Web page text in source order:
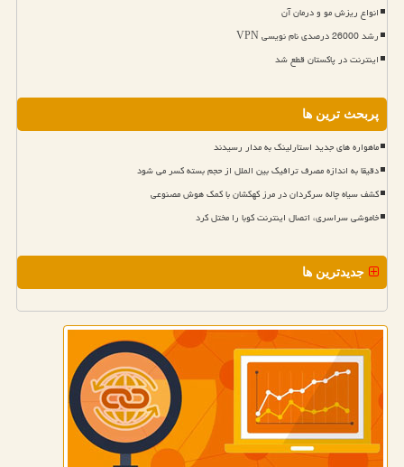
انواع ریزش مو و درمان آن
رشد 26000 درصدی نام نویسی VPN
اینترنت در پاکستان قطع شد
پربحث ترین ها
ماهواره های جدید استارلینک به مدار رسیدند
دقیقا به اندازه مصرف ترافیک بین الملل از حجم بسته کسر می شود
کشف سیاه چاله سرگردان در مرز کهکشان با کمک هوش مصنوعی
خاموشی سراسری، اتصال اینترنت کوبا را مختل کرد
جدیدترین ها